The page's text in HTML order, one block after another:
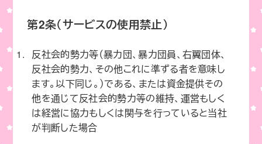
第2条（サービスの使用禁止）
反社会的勢力等（暴力団、暴力団員、右翼団体、
反社会的勢力、その他これに準ずる者を意味し
ます。以下同じ。）である、または資金提供その
他を通じて反社会的勢力等の維持、運営もしく
は経営に協力もしくは関与を行っていると当社
が判断した場合